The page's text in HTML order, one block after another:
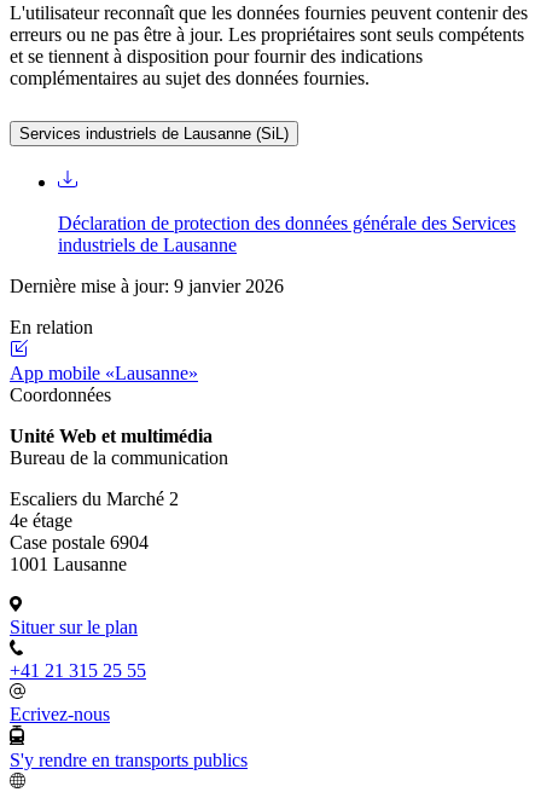
L'utilisateur reconnaît que les données fournies peuvent contenir des
erreurs ou ne pas être à jour. Les propriétaires sont seuls compétents
et se tiennent à disposition pour fournir des indications
complémentaires au sujet des données fournies.
Services industriels de Lausanne (SiL)
Déclaration de protection des données générale des Services
industriels de Lausanne
Dernière mise à jour: 9 janvier 2026
En relation
App mobile «Lausanne»
Coordonnées
Unité Web et multimédia
Bureau de la communication
Escaliers du Marché 2
4e étage
Case postale 6904
1001 Lausanne
Situer sur le plan
+41 21 315 25 55
Ecrivez-nous
S'y rendre en transports publics